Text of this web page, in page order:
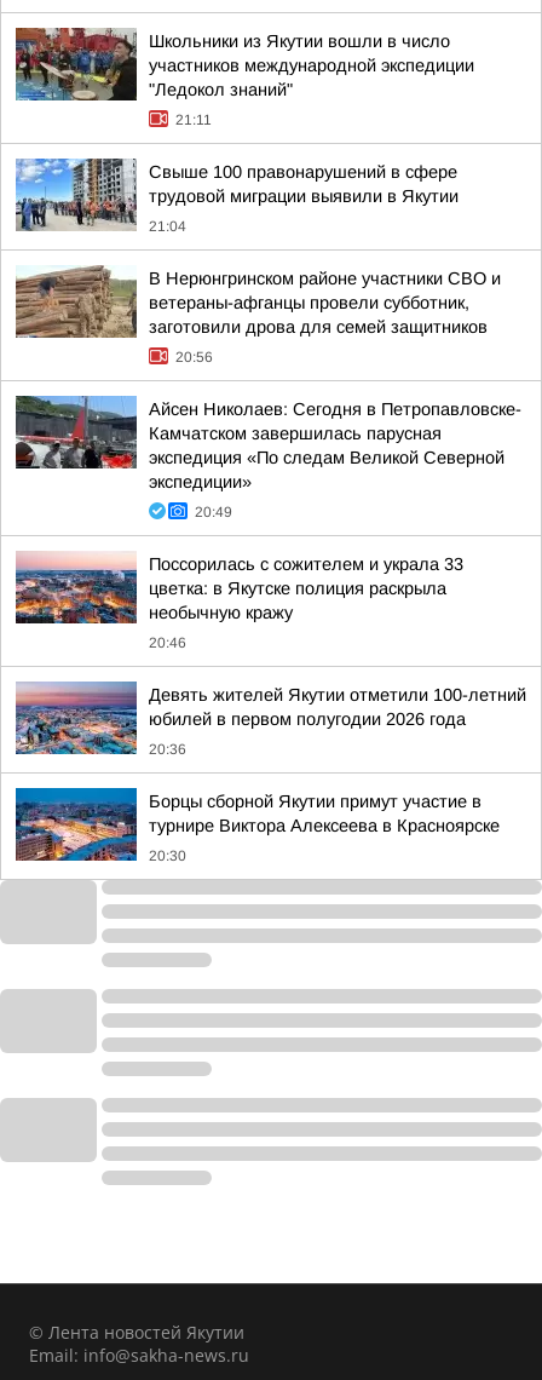
Школьники из Якутии вошли в число
участников международной экспедиции
"Ледокол знаний"
21:11
Свыше 100 правонарушений в сфере
трудовой миграции выявили в Якутии
21:04
В Нерюнгринском районе участники СВО и
ветераны-афганцы провели субботник,
заготовили дрова для семей защитников
20:56
Айсен Николаев: Сегодня в Петропавловске-
Камчатском завершилась парусная
экспедиция «По следам Великой Северной
экспедиции»
20:49
Поссорилась с сожителем и украла 33
цветка: в Якутске полиция раскрыла
необычную кражу
20:46
Девять жителей Якутии отметили 100-летний
юбилей в первом полугодии 2026 года
20:36
Борцы сборной Якутии примут участие в
турнире Виктора Алексеева в Красноярске
20:30
© Лента новостей Якутии
Email: info@sakha-news.ru